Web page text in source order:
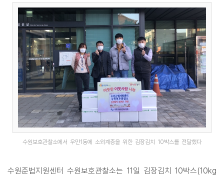
수원보호관찰소에서 우만1동에 소외계층을 위한 김장김치 10박스를 전달했다
수원준법지원센터 수원보호관찰소는 11일 김장김치 10박스(10kg